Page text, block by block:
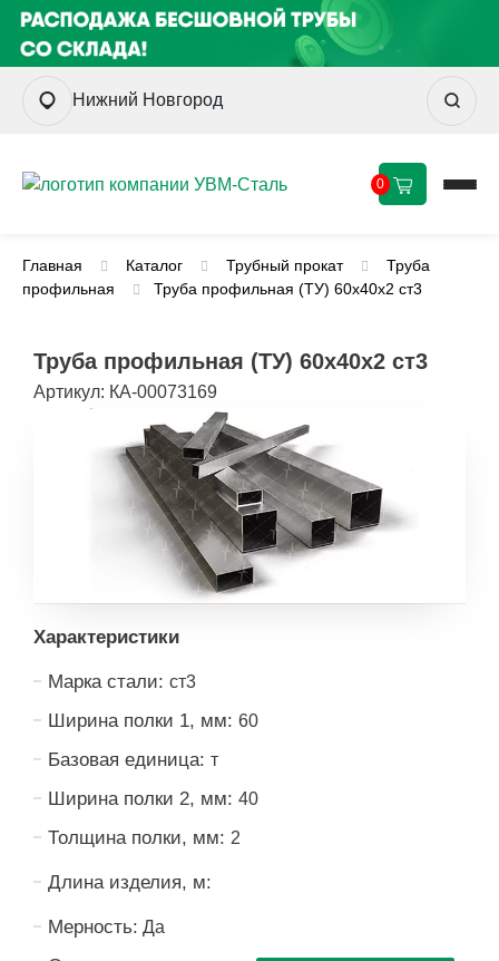
Нижний Новгород
0
Главная Каталог Трубный прокат
Труба
профильная
Труба профильная (ТУ) 60х40х2 ст3
Труба профильная (ТУ) 60х40х2 ст3
Артикул: КА-00073169
Характеристики
Марка стали: ст3
Ширина полки 1, мм: 60
Базовая единица: т
Ширина полки 2, мм: 40
Толщина полки, мм: 2
Длина изделия, м:
Мерность: Да